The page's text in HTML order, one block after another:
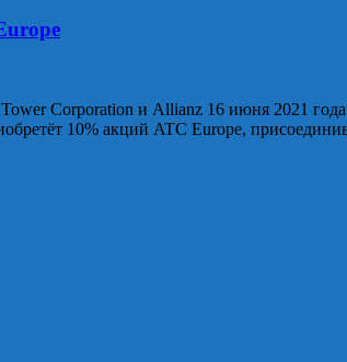
Corporation и Allianz 16 июня 2021
10% акций ATC Europe,